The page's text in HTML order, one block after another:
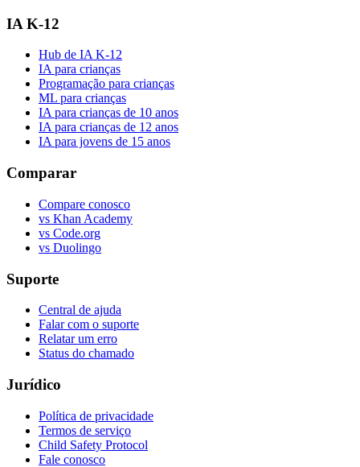
IA K-12
Hub de IA K-12
IA para crianças
Programação para crianças
ML para crianças
IA para crianças de 10 anos
IA para crianças de 12 anos
IA para jovens de 15 anos
Comparar
Compare conosco
vs Khan Academy
vs Code.org
vs Duolingo
Suporte
Central de ajuda
Falar com o suporte
Relatar um erro
Status do chamado
Jurídico
Política de privacidade
Termos de serviço
Child Safety Protocol
Fale conosco